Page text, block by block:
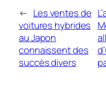
← Les ventes de
voitures hybrides
au Japon
connaissent des
succès divers